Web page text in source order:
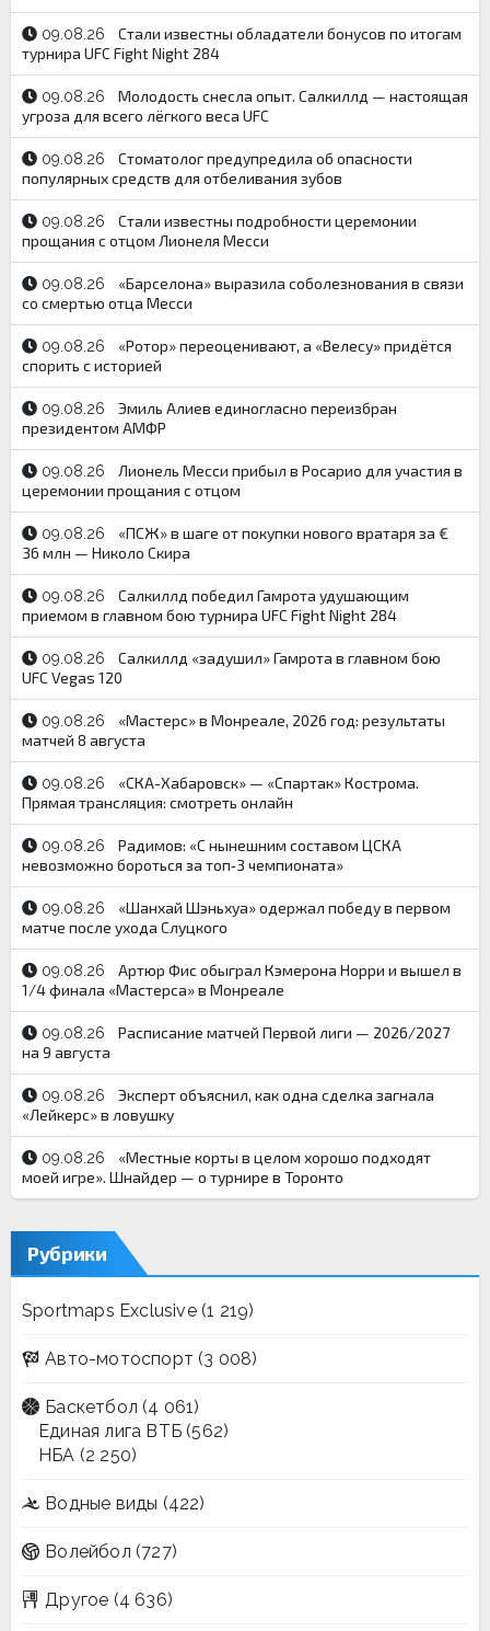
09.08.26
Стали известны обладатели бонусов по итогам
турнира UFC Fight Night 284
09.08.26
Молодость снесла опыт. Салкиллд — настоящая
угроза для всего лёгкого веса UFC
09.08.26
Стоматолог предупредила об опасности
популярных средств для отбеливания зубов
09.08.26
Стали известны подробности церемонии
прощания с отцом Лионеля Месси
09.08.26
«Барселона» выразила соболезнования в связи
со смертью отца Месси
09.08.26
«Ротор» переоценивают, а «Велесу» придётся
спорить с историей
09.08.26
Эмиль Алиев единогласно переизбран
президентом АМФР
09.08.26
Лионель Месси прибыл в Росарио для участия в
церемонии прощания с отцом
09.08.26
«ПСЖ» в шаге от покупки нового вратаря за €
36 млн — Николо Скира
09.08.26
Салкиллд победил Гамрота удушающим
приемом в главном бою турнира UFC Fight Night 284
09.08.26
Салкиллд «задушил» Гамрота в главном бою
UFC Vegas 120
09.08.26
«Мастерс» в Монреале, 2026 год: результаты
матчей 8 августа
09.08.26
«СКА-Хабаровск» — «Спартак» Кострома.
Прямая трансляция: смотреть онлайн
09.08.26
Радимов: «С нынешним составом ЦСКА
невозможно бороться за топ‑3 чемпионата»
09.08.26
«Шанхай Шэньхуа» одержал победу в первом
матче после ухода Слуцкого
09.08.26
Артюр Фис обыграл Кэмерона Норри и вышел в
1/4 финала «Мастерса» в Монреале
09.08.26
Расписание матчей Первой лиги — 2026/2027
на 9 августа
09.08.26
Эксперт объяснил, как одна сделка загнала
«Лейкерс» в ловушку
09.08.26
«Местные корты в целом хорошо подходят
моей игре». Шнайдер — о турнире в Торонто
Рубрики
Sportmaps Exclusive(1 219)
Авто-мотоспорт (3 008)
Баскетбол (4 061)
Единая лига ВТБ (562)
НБА (2 250)
Водные виды (422)
Волейбол (727)
Другое (4 636)